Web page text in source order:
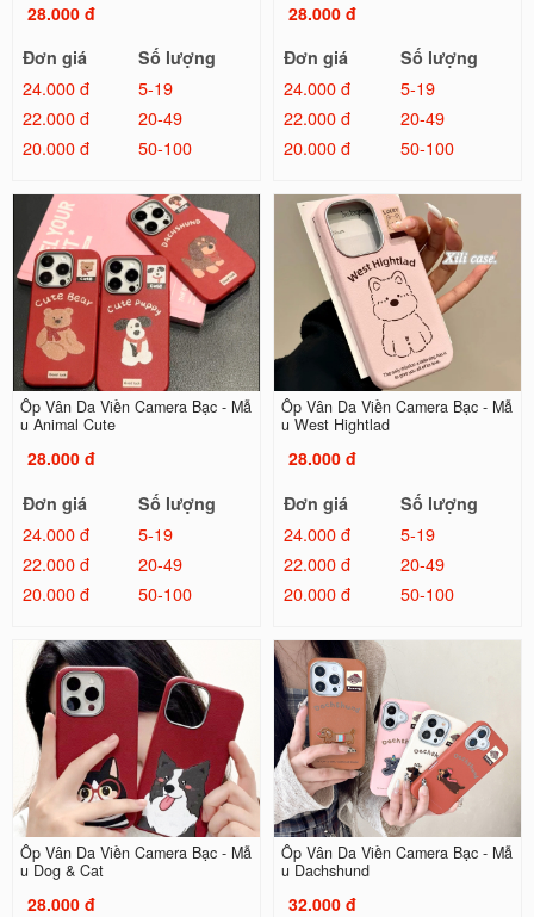
28.000 đ
Đơn giá
Số lượng
24.000 đ
5-19
22.000 đ
20-49
20.000 đ
50-100
28.000 đ
Đơn giá
Số lượng
24.000 đ
5-19
22.000 đ
20-49
20.000 đ
50-100
Ốp Vân Da Viền Camera Bạc - Mẫ
u Animal Cute
28.000 đ
Đơn giá
Số lượng
24.000 đ
5-19
22.000 đ
20-49
20.000 đ
50-100
Ốp Vân Da Viền Camera Bạc - Mẫ
u West Hightlad
28.000 đ
Đơn giá
Số lượng
24.000 đ
5-19
22.000 đ
20-49
20.000 đ
50-100
Ốp Vân Da Viền Camera Bạc - Mẫ
u Dog & Cat
28.000 đ
Ốp Vân Da Viền Camera Bạc - Mẫ
u Dachshund
32.000 đ